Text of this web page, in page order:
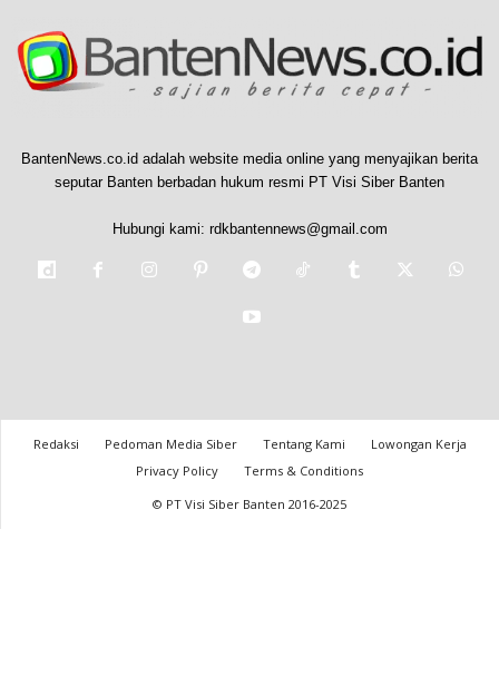
BantenNews.co.id adalah website media online yang menyajikan berita
seputar Banten berbadan hukum resmi PT Visi Siber Banten
Hubungi kami: rdkbantennews@gmail.com
Redaksi Pedoman Media Siber Tentang Kami
Lowongan Kerja
Privacy Policy
Terms & Conditions
© PT Visi Siber Banten 2016-2025